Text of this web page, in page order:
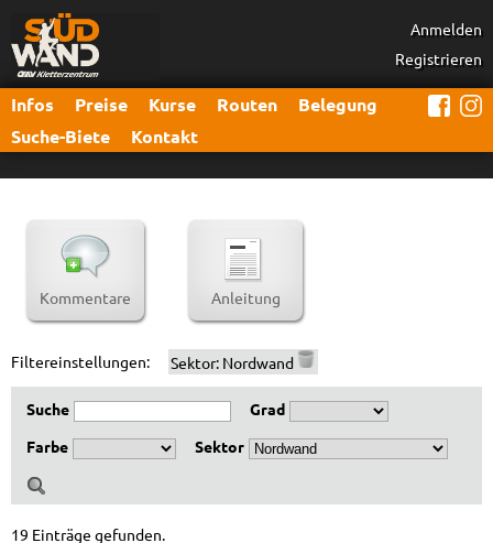
Anmelden
Registrieren
Infos Preise Kurse Routen
Belegung
Suche-Biete
Kontakt
Kommentare Anleitung
Filtereinstellungen: Sektor: Nordwand
Suche
Grad
Farbe
Sektor
19 Einträge gefunden.